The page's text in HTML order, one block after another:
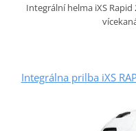
Integrální helma iXS
Integrálna prilba iXS